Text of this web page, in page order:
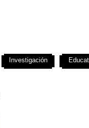
Investigación